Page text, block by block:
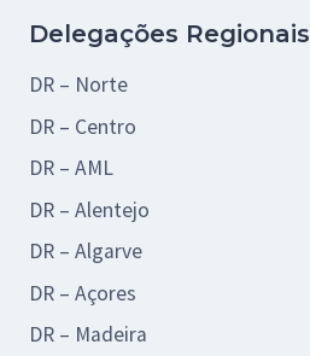
Delegações Regionais
DR – Norte
DR – Centro
DR – AML
DR – Alentejo
DR – Algarve
DR – Açores
DR – Madeira